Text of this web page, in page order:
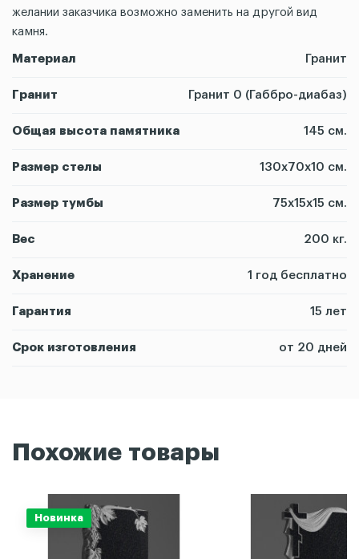
желании заказчика возможно заменить на другой вид
камня.
Материал Гранит
Гранит Гранит 0 (Габбро-диабаз)
Общая высота памятника 145 см.
Размер стелы 130х70х10 см.
Размер тумбы 75х15х15 см.
Вес 200 кг.
Хранение 1 год бесплатно
Гарантия 15 лет
Срок изготовления от 20 дней
Похожие товары
Новинка